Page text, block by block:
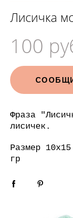
Лисичка
100
Фраза
лисичек.
Размер
гр